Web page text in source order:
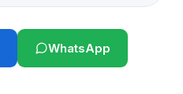
WhatsApp